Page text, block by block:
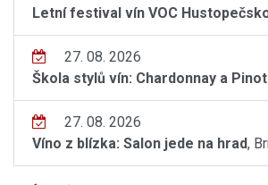
Letní festival vín VOC
27. 08. 2026
Škola stylů vín: Chardonnay a
27. 08. 2026
Víno z blízka: Salon jede na hrad,